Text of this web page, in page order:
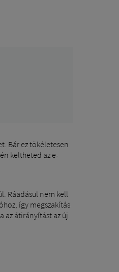
Bár ez tökéletesen
keltheted az e-
Ráadásul nem kell
így megszakítás
az átirányítást az új